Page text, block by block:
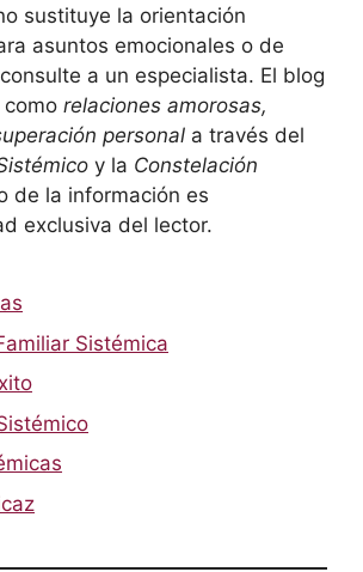
sustituye la orientación
asuntos emocionales o de
a un especialista. El blog
relaciones amorosas,
personal a través del
y la Constelación
de la información es
exclusiva del lector.
Sistémica